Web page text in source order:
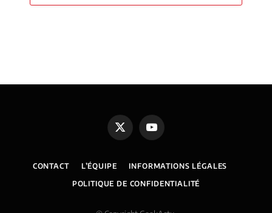
X
(Twitter)
YouTube
CONTACT L’ÉQUIPE
INFORMATIONS LÉGALES
POLITIQUE DE CONFIDENTIALITÉ